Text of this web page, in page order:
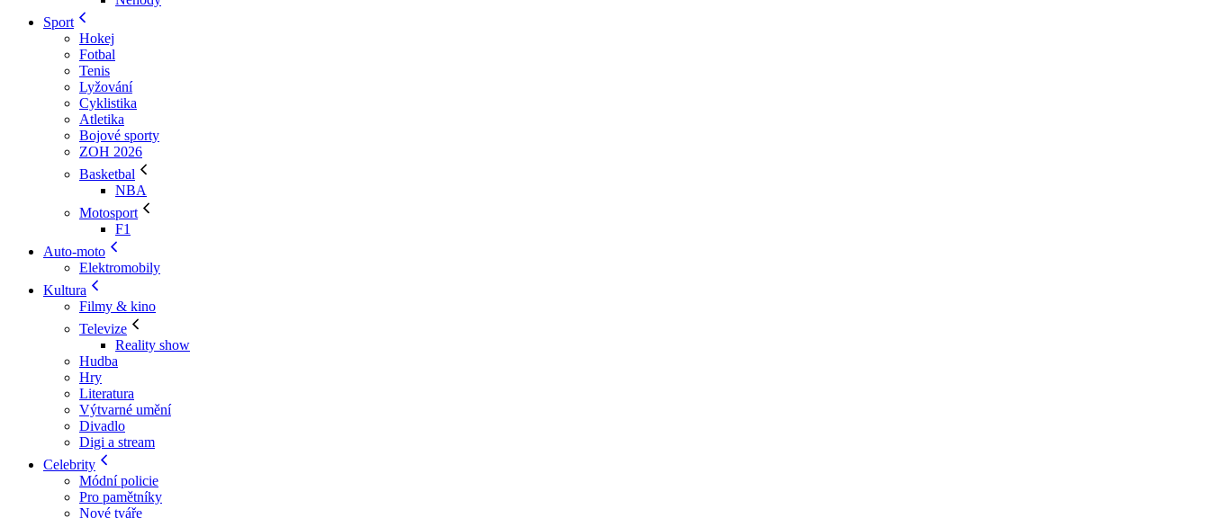
Sport
Hokej
Fotbal
Tenis
Lyžování
Cyklistika
Atletika
Bojové sporty
ZOH 2026
Basketbal
NBA
Motosport
F1
Auto-moto
Elektromobily
Kultura
Filmy & kino
Televize
Reality show
Hudba
Hry
Literatura
Výtvarné umění
Divadlo
Digi a stream
Celebrity
Módní policie
Pro pamětníky
Nové tváře